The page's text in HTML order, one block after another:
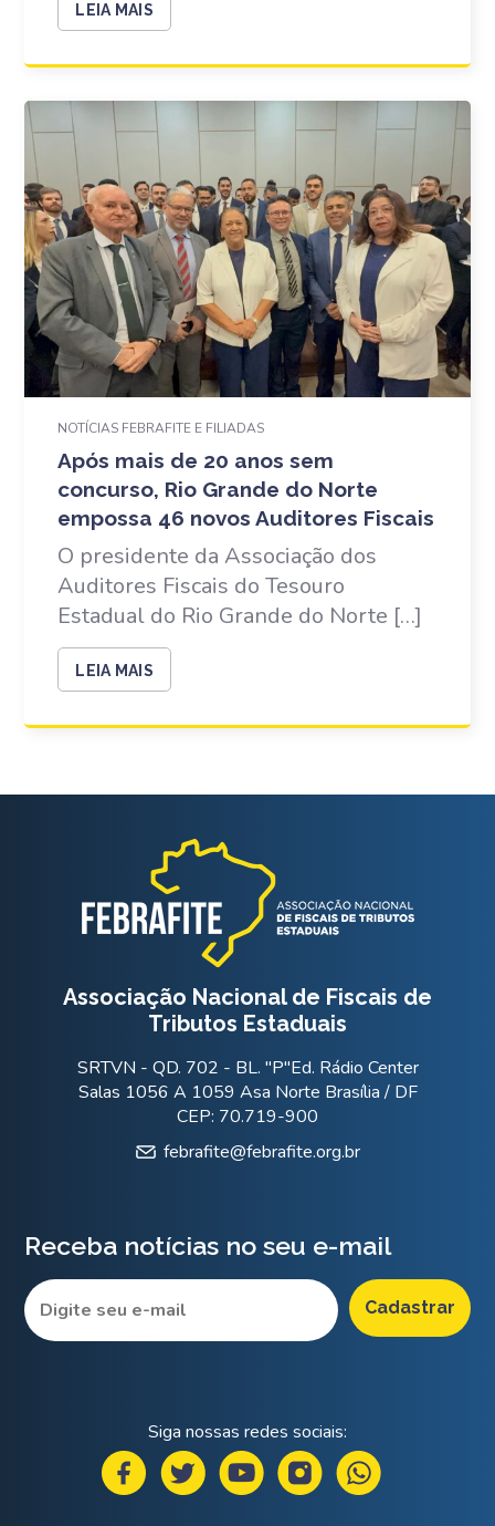
LEIA MAIS
NOTÍCIAS FEBRAFITE E FILIADAS
Após mais de 20 anos sem
concurso, Rio Grande do Norte
empossa 46 novos Auditores Fiscais
O presidente da Associação dos
Auditores Fiscais do Tesouro
Estadual do Rio Grande do Norte […]
LEIA MAIS
Associação Nacional de Fiscais de
Tributos Estaduais
SRTVN - QD. 702 - BL. "P"Ed. Rádio Center
Salas 1056 A 1059 Asa Norte Brasília / DF
CEP: 70.719-900
febrafite@febrafite.org.br
Receba notícias no seu e-mail
Siga nossas redes sociais: